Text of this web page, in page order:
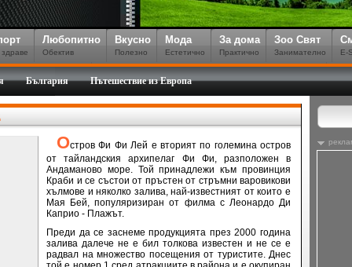
Любопитно
Обектив
Вкусно
Полезно
Мода
Естетично
За дома
Практично
Зоо Свят
Занимателно E-
България Пътешествие из Европа
Остров Фи Фи Лей е вторият по големина остров
от тайландския архипелаг Фи Фи, разположен в
Андаманово море. Той принадлежи към провинция
Краби и се състои от пръстен от стръмни варовикови
хълмове и няколко залива, най-известният от които е
Мая Бей, популяризиран от филма с Леонардо Ди
Каприо - Плажът.
Преди да се заснеме продукцията през 2000 година
залива далече не е бил толкова известен и не се е
радвал на множество посещения от туристите. Днес